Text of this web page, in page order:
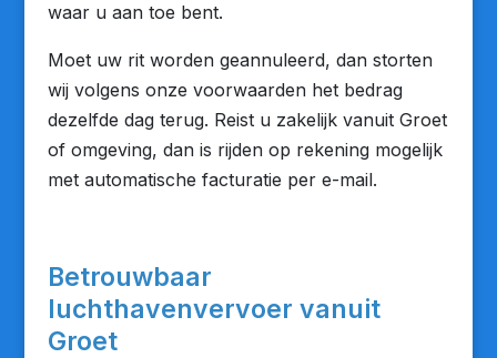
waar u aan toe bent.
Moet uw rit worden geannuleerd, dan storten
wij volgens onze voorwaarden het bedrag
dezelfde dag terug. Reist u zakelijk vanuit Groet
of omgeving, dan is rijden op rekening mogelijk
met automatische facturatie per e-mail.
Betrouwbaar
luchthavenvervoer vanuit
Groet